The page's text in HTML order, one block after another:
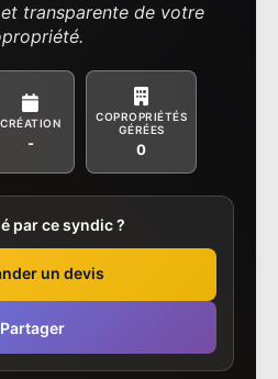
transparente de votre
CRÉATION
-
COPROPRIÉTÉS
GÉRÉES
0
par ce syndic ?
un devis
Partager